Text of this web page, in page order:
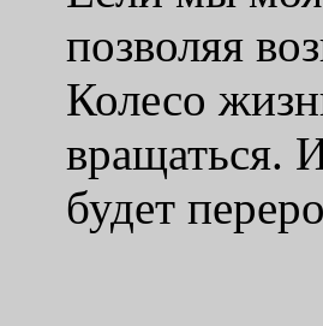
позволяя
Колесо
вращаться.
будет